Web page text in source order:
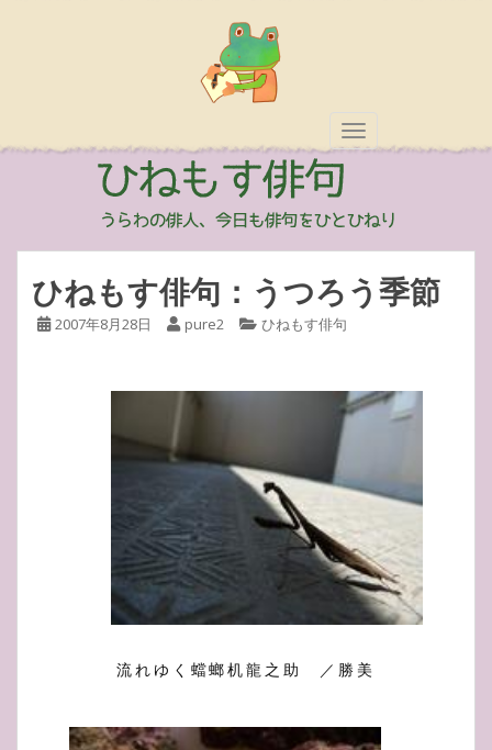
TOGGLE
ひねもす俳句：うつろう季節
2007年8月28日 pure2 ひねもす俳句
流れゆく蟷螂机龍之助 ／勝美